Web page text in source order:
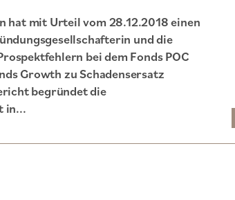
hat mit Urteil vom 28.12.2018 einen
und die
bei dem Fonds POC
Growth zu Schadensersatz
begründet die
in...